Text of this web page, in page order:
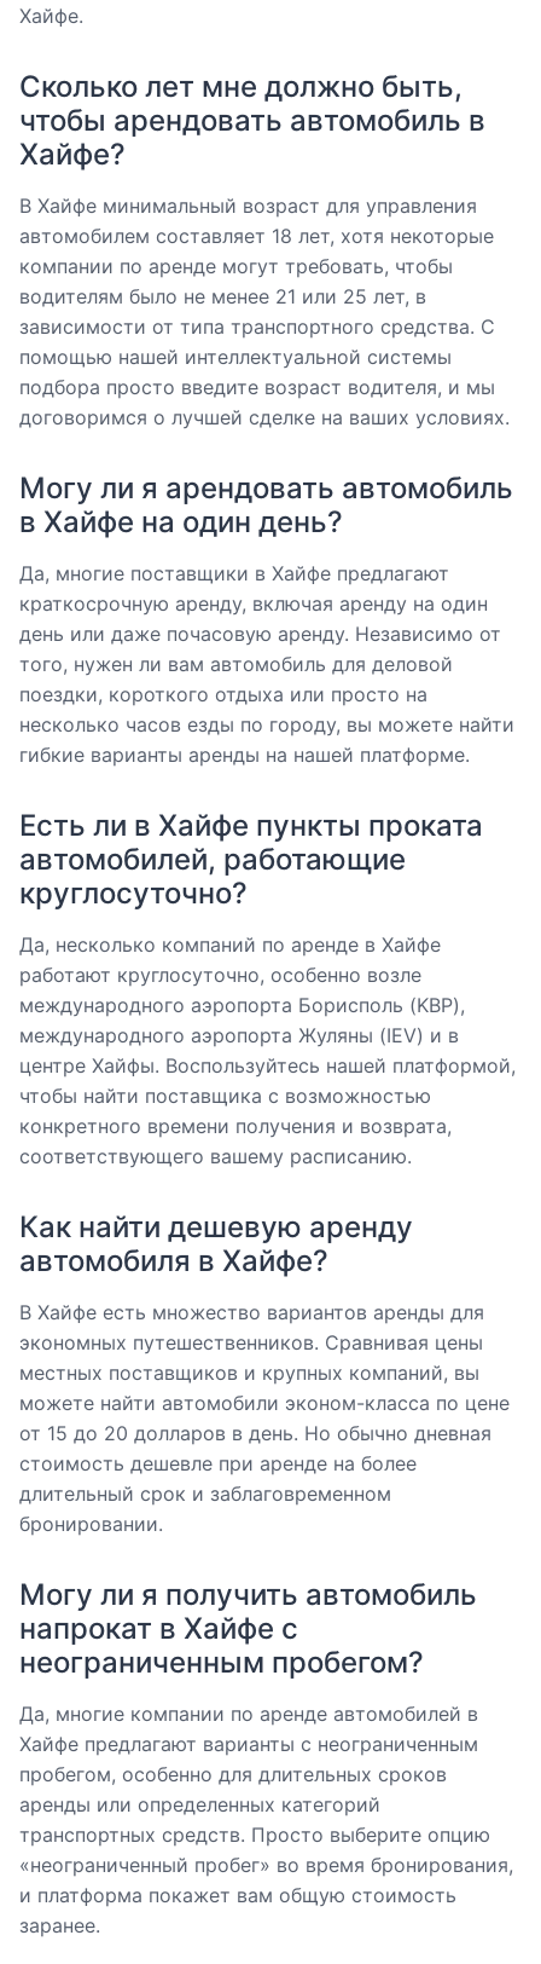
Хайфе.
Сколько лет мне должно быть,
чтобы арендовать автомобиль в
Хайфе?
В Хайфе минимальный возраст для управления
автомобилем составляет 18 лет, хотя некоторые
компании по аренде могут требовать, чтобы
водителям было не менее 21 или 25 лет, в
зависимости от типа транспортного средства. С
помощью нашей интеллектуальной системы
подбора просто введите возраст водителя, и мы
договоримся о лучшей сделке на ваших условиях.
Могу ли я арендовать автомобиль
в Хайфе на один день?
Да, многие поставщики в Хайфе предлагают
краткосрочную аренду, включая аренду на один
день или даже почасовую аренду. Независимо от
того, нужен ли вам автомобиль для деловой
поездки, короткого отдыха или просто на
несколько часов езды по городу, вы можете найти
гибкие варианты аренды на нашей платформе.
Есть ли в Хайфе пункты проката
автомобилей, работающие
круглосуточно?
Да, несколько компаний по аренде в Хайфе
работают круглосуточно, особенно возле
международного аэропорта Борисполь (KBP),
международного аэропорта Жуляны (IEV) и в
центре Хайфы. Воспользуйтесь нашей платформой,
чтобы найти поставщика с возможностью
конкретного времени получения и возврата,
соответствующего вашему расписанию.
Как найти дешевую аренду
автомобиля в Хайфе?
В Хайфе есть множество вариантов аренды для
экономных путешественников. Сравнивая цены
местных поставщиков и крупных компаний, вы
можете найти автомобили эконом-класса по цене
от 15 до 20 долларов в день. Но обычно дневная
стоимость дешевле при аренде на более
длительный срок и заблаговременном
бронировании.
Могу ли я получить автомобиль
напрокат в Хайфе с
неограниченным пробегом?
Да, многие компании по аренде автомобилей в
Хайфе предлагают варианты с неограниченным
пробегом, особенно для длительных сроков
аренды или определенных категорий
транспортных средств. Просто выберите опцию
«неограниченный пробег» во время бронирования,
и платформа покажет вам общую стоимость
заранее.